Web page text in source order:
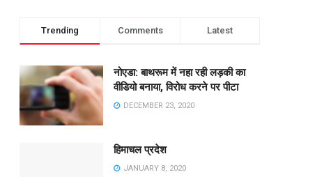
Trending Comments Latest
नोएडा: बाथरूम में नहा रही लड़की का
वीडियो बनाया, विरोध करने पर पीटा
DECEMBER 23, 2020
हिमाचल प्रदेश
JANUARY 8, 2020